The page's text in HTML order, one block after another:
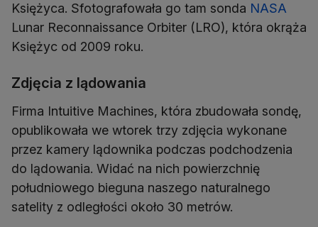
Księżyca. Sfotografowała go tam sonda NASA
Lunar Reconnaissance Orbiter (LRO), która okrąża
Księżyc od 2009 roku.
Zdjęcia z lądowania
Firma Intuitive Machines, która zbudowała sondę,
opublikowała we wtorek trzy zdjęcia wykonane
przez kamery lądownika podczas podchodzenia
do lądowania. Widać na nich powierzchnię
południowego bieguna naszego naturalnego
satelity z odległości około 30 metrów.